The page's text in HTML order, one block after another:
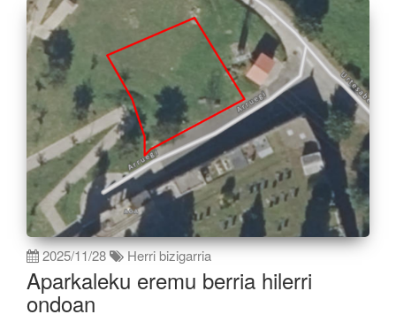
2025/11/28 Herri bizigarria
Aparkaleku eremu berria hilerri
ondoan